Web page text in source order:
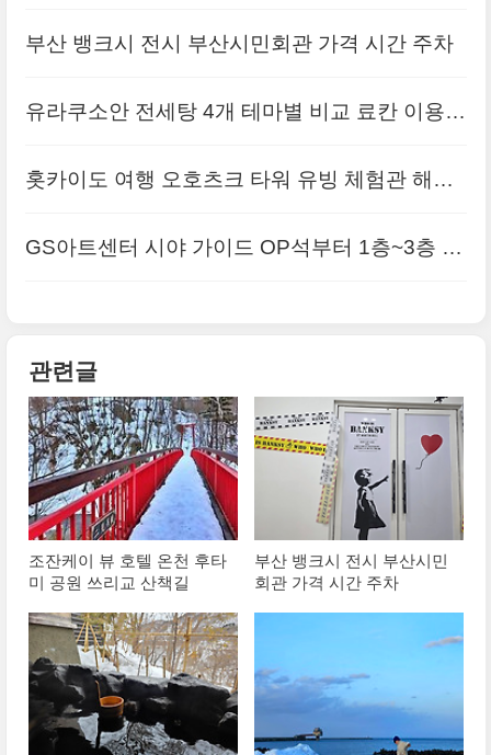
부산 뱅크시 전시 부산시민회관 가격 시간 주차
유라쿠소안 전세탕 4개 테마별 비교 료칸 이용
홋카이도 여행 오호츠크 타워 유빙 체험관 해저
GS아트센터 시야 가이드 OP석부터 1층~3층 객
관련글
조잔케이 뷰 호텔 온천 후타
미 공원 쓰리교 산책길
부산 뱅크시 전시 부산시민
회관 가격 시간 주차